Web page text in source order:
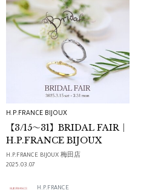
H.P.FRANCE BIJOUX
【3/15～31】BRIDAL FAIR｜
H.P.FRANCE BIJOUX
H.P.FRANCE BIJOUX 梅田店
2025.03.07
H.P.FRANCE